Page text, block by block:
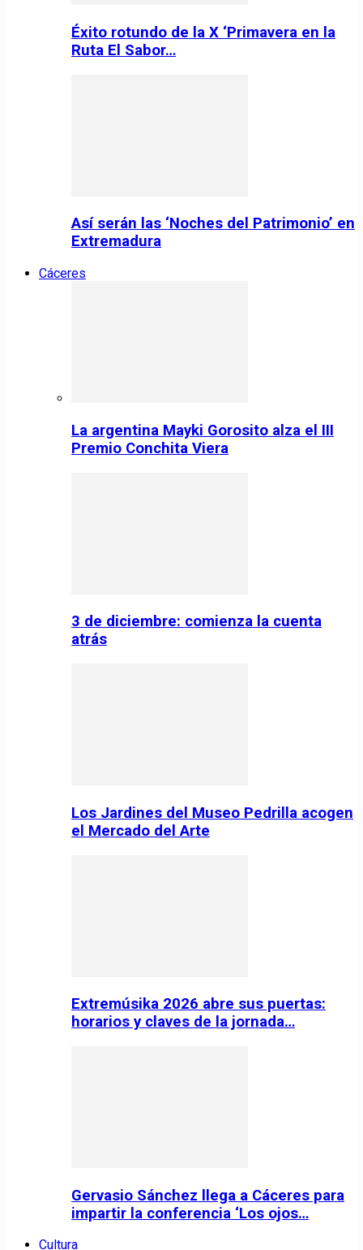
Éxito rotundo de la X ‘Primavera en la
Ruta El Sabor…
Así serán las ‘Noches del Patrimonio’ en
Extremadura
Cáceres
La argentina Mayki Gorosito alza el III
Premio Conchita Viera
3 de diciembre: comienza la cuenta
atrás
Los Jardines del Museo Pedrilla acogen
el Mercado del Arte
Extremúsika 2026 abre sus puertas:
horarios y claves de la jornada…
Gervasio Sánchez llega a Cáceres para
impartir la conferencia ‘Los ojos…
Cultura